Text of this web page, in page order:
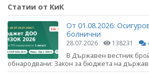
Статии от КиК
От 01.08.2026:
болнични
28.07.2026 138231
В Държавен вестник брой
обнародвани: Закон за бюджета на